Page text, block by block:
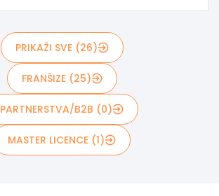
PRIKAŽI SVE (26)
FRANŠIZE (25)
PARTNERSTVA/B2B (0)
MASTER LICENCE (1)